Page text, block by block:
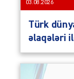
03.08.2026
Türk
əlaqələri